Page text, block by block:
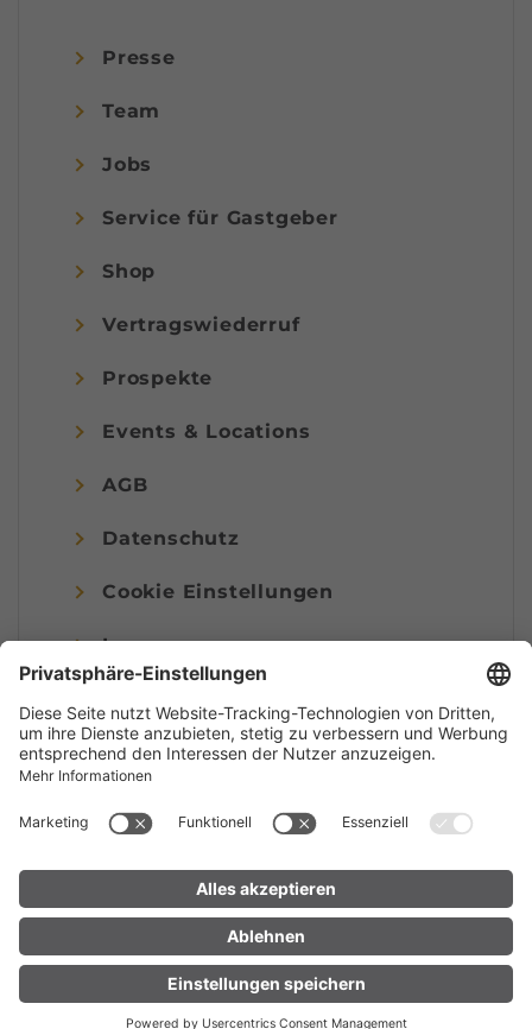
UNTERKUNFT
FINDEN
LIVE
Presse
Team
Jobs
Service für Gastgeber
Shop
Vertragswiederruf
Prospekte
Events & Locations
AGB
Datenschutz
Cookie Einstellungen
Impressum